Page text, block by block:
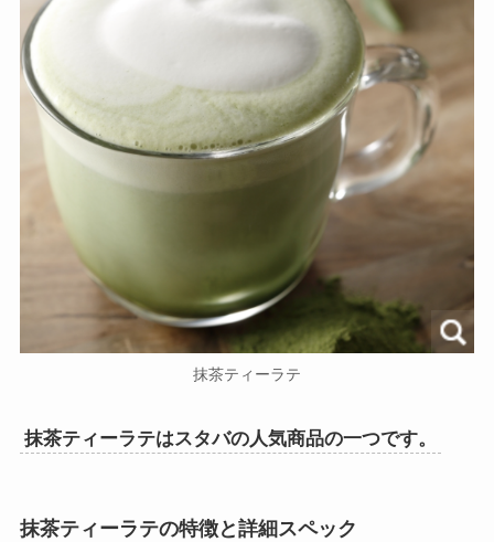
抹茶ティーラテ
抹茶ティーラテはスタバの人気商品の一つです。
抹茶ティーラテの特徴と詳細スペック